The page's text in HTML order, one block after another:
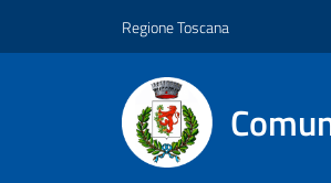
Regione Toscana